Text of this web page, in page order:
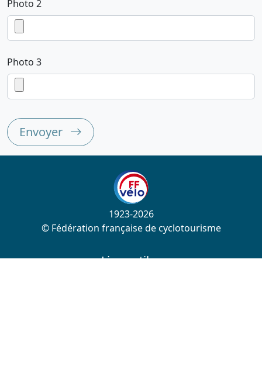
Photo 2
Photo 3
Envoyer
1923-2026
© Fédération française de cyclotourisme
Liens utiles